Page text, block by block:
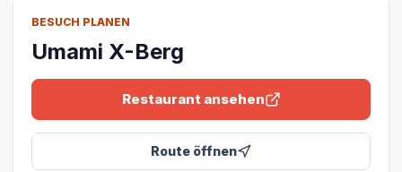
BESUCH PLANEN
Umami X-Berg
Restaurant ansehen
Route öffnen